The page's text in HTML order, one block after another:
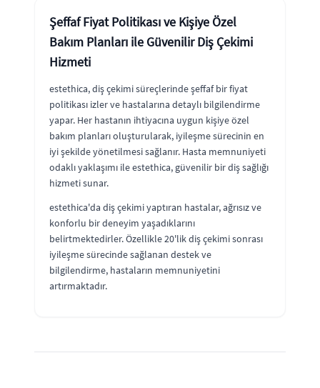
Şeffaf Fiyat Politikası ve Kişiye Özel
Bakım Planları ile Güvenilir Diş Çekimi
Hizmeti
estethica, diş çekimi süreçlerinde şeffaf bir fiyat
politikası izler ve hastalarına detaylı bilgilendirme
yapar. Her hastanın ihtiyacına uygun kişiye özel
bakım planları oluşturularak, iyileşme sürecinin en
iyi şekilde yönetilmesi sağlanır. Hasta memnuniyeti
odaklı yaklaşımı ile estethica, güvenilir bir diş sağlığı
hizmeti sunar.
estethica'da diş çekimi yaptıran hastalar, ağrısız ve
konforlu bir deneyim yaşadıklarını
belirtmektedirler. Özellikle 20'lik diş çekimi sonrası
iyileşme sürecinde sağlanan destek ve
bilgilendirme, hastaların memnuniyetini
artırmaktadır.